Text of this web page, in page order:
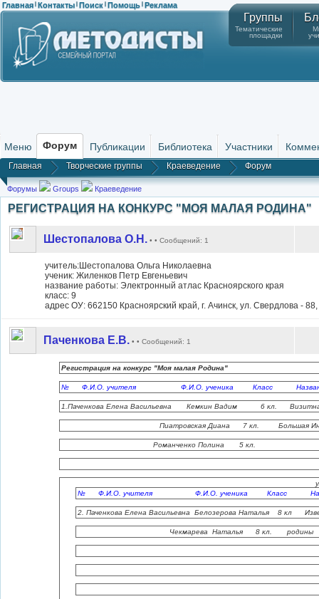
Главная | Контакты | Поиск | Помощь | Реклама
Группы
Тематические
площадки
Меню Форум Публикации Библиотека Участники
Главная Творческие группы Краеведение Форум
Форумы Groups Краеведение
РЕГИСТРАЦИЯ НА КОНКУРС "МОЯ МАЛАЯ РОДИНА"
Шестопалова О.Н. • • Сообщений: 1
учитель:Шестопалова Ольга Николаевна
ученик: Жиленков Петр Евгеньевич
название работы: Электронный атлас Красноярского края
класс: 9
адрес ОУ: 662150 Красноярский край, г. Ачинск, ул. Свердлова - 88,
Паченкова Е.В. • • Сообщений: 1
Регистрация на конкурс "Моя малая Родина"
№ Ф.И.О. учителя Ф.И.О. ученика Класс
1.Паченкова Елена Васильевна Кемкин Вадим 6 кл.
Пиатровская Диана 7 кл. Большая Иня
Романченко Полина 5 кл.
ул. Ленина
№ Ф.И.О. учителя Ф.И.О. ученика Класс
2. Паченкова Елена Васильевна Белозерова Наталья 8 кл
Чекмарева Наталья 8 кл. родины